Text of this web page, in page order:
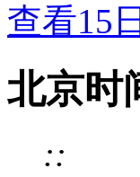
查看15
北京时
::